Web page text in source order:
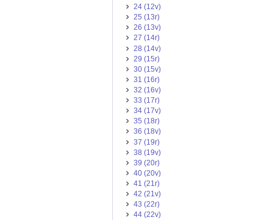
24 (12v)
25 (13r)
26 (13v)
27 (14r)
28 (14v)
29 (15r)
30 (15v)
31 (16r)
32 (16v)
33 (17r)
34 (17v)
35 (18r)
36 (18v)
37 (19r)
38 (19v)
39 (20r)
40 (20v)
41 (21r)
42 (21v)
43 (22r)
44 (22v)